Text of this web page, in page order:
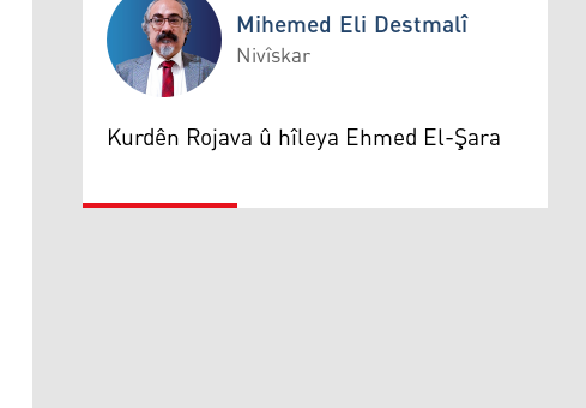
Mihemed Eli Destmalî
Mihemed Eli Destmalî
Nivîskar
Kurdên Rojava û hîleya Ehmed El-Şara